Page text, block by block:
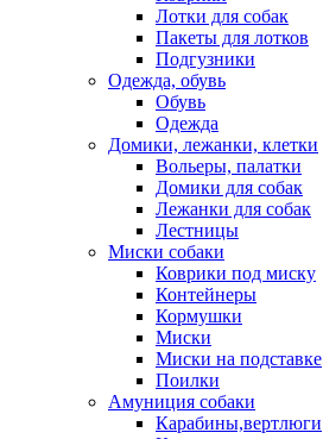
Лотки для собак
Пакеты для лотков
Подгузники
Одежда, обувь
Обувь
Одежда
Домики, лежанки, клетки
Вольеры, палатки
Домики для собак
Лежанки для собак
Лестницы
Миски собаки
Коврики под миску
Контейнеры
Кормушки
Миски
Миски на подставке
Поилки
Амуниция собаки
Карабины,вертлюги